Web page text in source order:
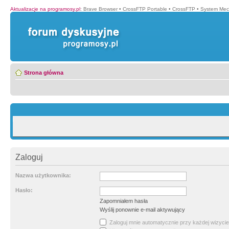
Aktualizacje na programosy.pl: Brave Browser • CrossFTP Portable • CrossFTP • System
Strona główna
Zaloguj
Nazwa użytkownika:
Hasło:
Zapomniałem hasła
Wyślij ponownie e-mail aktywujący
Zaloguj mnie automatycznie przy każdej wizycie